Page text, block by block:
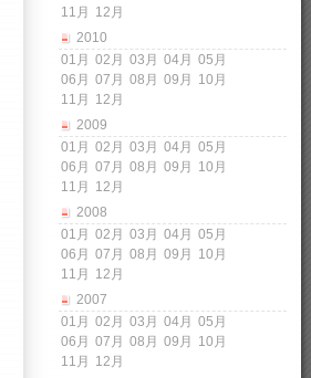
11月
12月
2010
01月 02月 03月 04月 05月
06月 07月 08月 09月
10月
11月
12月
2009
01月 02月 03月 04月 05月
06月 07月 08月 09月
10月
11月
12月
2008
01月 02月 03月 04月 05月
06月 07月 08月 09月
10月
11月
12月
2007
01月 02月 03月 04月 05月
06月 07月 08月 09月
10月
11月
12月